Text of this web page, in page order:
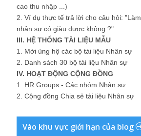
cao thu nhập ...)
2. Ví dụ thực tế trả lời cho câu hỏi: "Làm
nhân sự có giàu được không ?"
III. HỆ THỐNG TÀI LIỆU MẪU
1. Mời ủng hộ các bộ tài liệu Nhân sự
2. Danh sách 30 bộ tài liệu Nhân sự
IV. HOẠT ĐỘNG CỘNG ĐỒNG
1. HR Groups - Các nhóm Nhân sự
2. Cộng đồng Chia sẻ tài liệu Nhân sự
Vào khu vực giới hạn của blog